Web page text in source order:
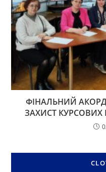
ФІНАЛЬНИЙ
ЗАХИСТ КУРСОВИХ